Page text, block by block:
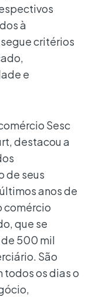
à
critérios
e
Sesc
destacou a
de seus
anos de
comércio
que se
de 500 mil
São
os dias o